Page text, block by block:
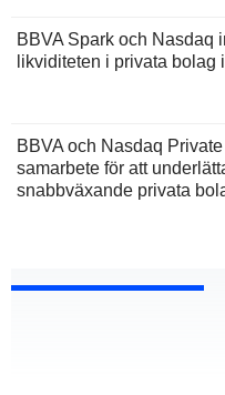
BBVA Spark och Nasdaq
likviditeten i privata bolag
BBVA och Nasdaq
samarbete för att
snabbväxande privata